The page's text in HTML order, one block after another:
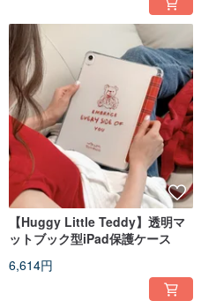
【Huggy Little Teddy】透明マ
ットブック型iPad保護ケース
6,614円